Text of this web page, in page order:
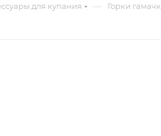
для купания — Горки